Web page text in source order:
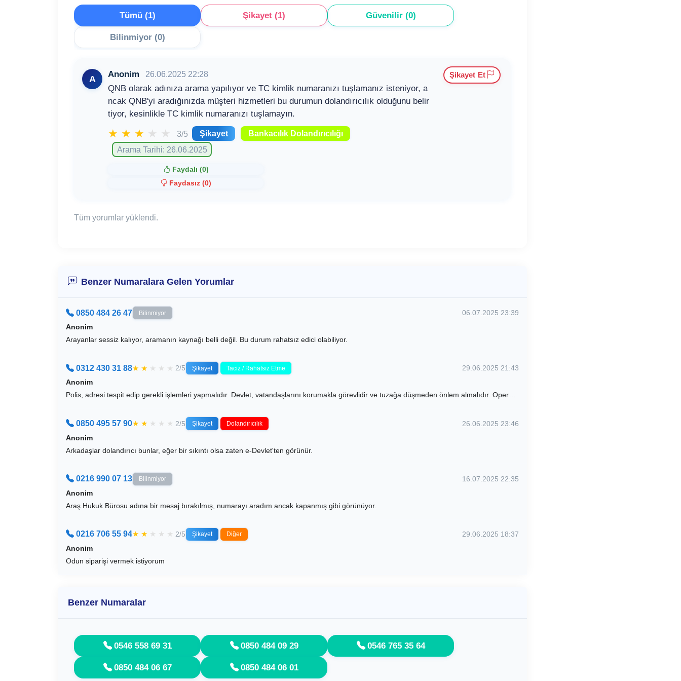
Tümü (1) Şikayet (1) Güvenilir (0)
Bilinmiyor (0)
A Anonim 26.06.2025 22:28
QNB olarak adınıza arama yapılıyor ve TC kimlik numaranızı tuşlamanız isteniyor, a
ncak QNB'yi aradığınızda müşteri hizmetleri bu durumun dolandırıcılık olduğunu belir
tiyor, kesinlikle TC kimlik numaranızı tuşlamayın.
★ ★ ★ ★ ★ 3/5 Şikayet
Bankacılık Dolandırıcılığı
Arama Tarihi: 26.06.2025
Faydalı (0)
Faydasız (0)
Şikayet Et
Tüm yorumlar yüklendi.
Benzer Numaralara Gelen Yorumlar
0850 484 26 47 Bilinmiyor
06.07.2025 23:39
Anonim
Arayanlar sessiz kalıyor, aramanın kaynağı belli değil. Bu durum rahatsız edici olabiliyor.
0312 430 31 88★ ★ ★ ★ ★ 2/5 Şikayet Taciz / Rahatsız Etme
29.06.2025 21:43
Anonim
Polis, adresi tespit edip gerekli işlemleri yapmalıdır. Devlet, vatandaşlarını korumakla görevlidir ve tuzağa düşmeden önlem almalıdır. Oper…
0850 495 57 90★ ★ ★ ★ ★ 2/5 Şikayet Dolandırıcılık
26.06.2025 23:46
Anonim
Arkadaşlar dolandırıcı bunlar, eğer bir sıkıntı olsa zaten e-Devlet'ten görünür.
0216 990 07 13 Bilinmiyor
16.07.2025 22:35
Anonim
Araş Hukuk Bürosu adına bir mesaj bırakılmış, numarayı aradım ancak kapanmış gibi görünüyor.
0216 706 55 94★ ★ ★ ★ ★ 2/5 Şikayet Diğer
29.06.2025 18:37
Anonim
Odun siparişi vermek istiyorum
Benzer Numaralar
0546 558 69 31 0850 484 09 29 0546 765 35 64
0850 484 06 67 0850 484 06 01